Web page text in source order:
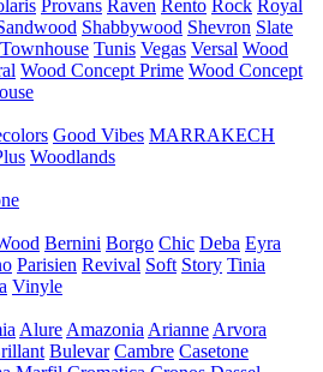
Provans Raven Rento Rock Royal
Shabbywood Shevron Slate
Townhouse Tunis Vegas Versal Wood
Wood Concept Prime Wood Concept
Good Vibes MARRAKECH
Woodlands
Bernini Borgo Chic Deba Eyra
Parisien Revival Soft Story Tinia
Vinyle
Alure Amazonia Arianne Arvora
Bulevar Cambre Casetone